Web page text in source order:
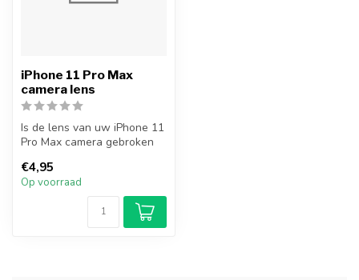
iPhone 11 Pro Max
camera lens
Is de lens van uw iPhone 11
Pro Max camera gebroken
iPh...
€4,95
Op voorraad